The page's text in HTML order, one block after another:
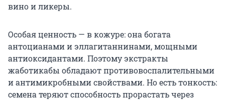
вино и ликеры.
Особая ценность — в кожуре: она богата
антоцианами и эллагитаннинами, мощными
антиоксидантами. Поэтому экстракты
жаботикабы обладают противовоспалительными
и антимикробными свойствами. Но есть тонкость:
семена теряют способность прорастать через